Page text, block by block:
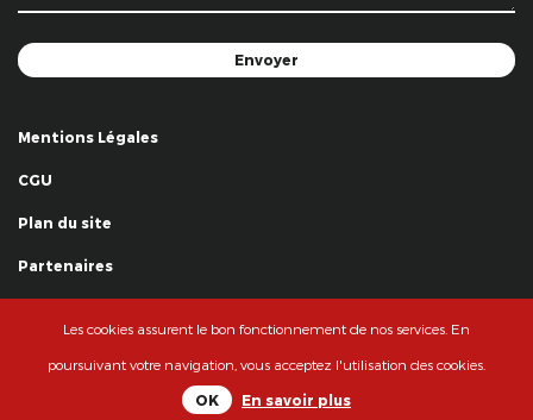
Mentions Légales
CGU
Plan du site
Partenaires
© La Grande Famille des Clowns - 2018
Les cookies assurent le bon fonctionnement de nos services. En
poursuivant votre navigation, vous acceptez l'utilisation des cookies.
OK En savoir plus